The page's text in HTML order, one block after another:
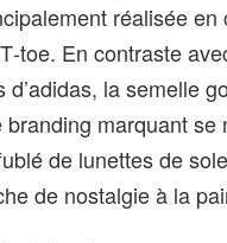
réalisée
En contraste
la semelle
marquant
de lunettes de
de nostalgie à la